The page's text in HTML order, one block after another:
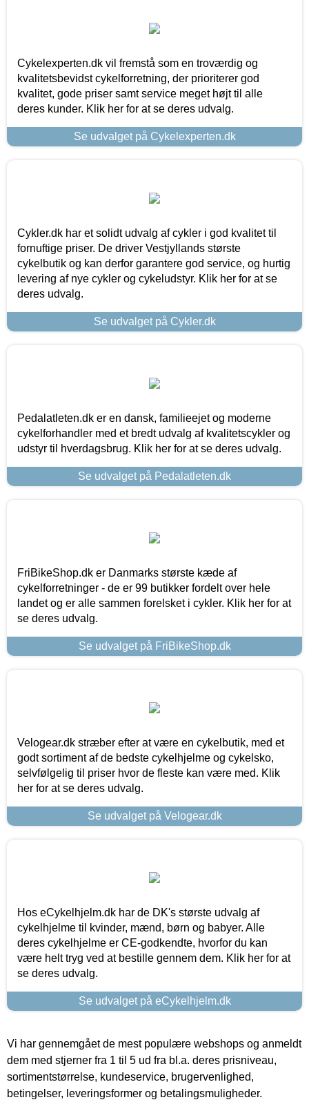
Cykelexperten.dk vil fremstå som en troværdig og
kvalitetsbevidst cykelforretning, der prioriterer god
kvalitet, gode priser samt service meget højt til alle
deres kunder. Klik her for at se deres udvalg.
Se udvalget på Cykelexperten.dk
Cykler.dk har et solidt udvalg af cykler i god kvalitet til
fornuftige priser. De driver Vestjyllands største
cykelbutik og kan derfor garantere god service, og hurtig
levering af nye cykler og cykeludstyr. Klik her for at se
deres udvalg.
Se udvalget på Cykler.dk
Pedalatleten.dk er en dansk, familieejet og moderne
cykelforhandler med et bredt udvalg af kvalitetscykler og
udstyr til hverdagsbrug. Klik her for at se deres udvalg.
Se udvalget på Pedalatleten.dk
FriBikeShop.dk er Danmarks største kæde af
cykelforretninger - de er 99 butikker fordelt over hele
landet og er alle sammen forelsket i cykler. Klik her for at
se deres udvalg.
Se udvalget på FriBikeShop.dk
Velogear.dk stræber efter at være en cykelbutik, med et
godt sortiment af de bedste cykelhjelme og cykelsko,
selvfølgelig til priser hvor de fleste kan være med. Klik
her for at se deres udvalg.
Se udvalget på Velogear.dk
Hos eCykelhjelm.dk har de DK's største udvalg af
cykelhjelme til kvinder, mænd, børn og babyer. Alle
deres cykelhjelme er CE-godkendte, hvorfor du kan
være helt tryg ved at bestille gennem dem. Klik her for at
se deres udvalg.
Se udvalget på eCykelhjelm.dk
Vi har gennemgået de mest populære webshops og anmeldt
dem med stjerner fra 1 til 5 ud fra bl.a. deres prisniveau,
sortimentstørrelse, kundeservice, brugervenlighed,
betingelser, leveringsformer og betalingsmuligheder.